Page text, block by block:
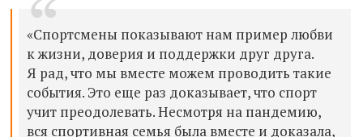
«Спортсмены показывают нам пример любви
к жизни, доверия и поддержки друг друга.
Я рад, что мы вместе можем проводить такие
события. Это еще раз доказывает, что спорт
учит преодолевать. Несмотря на пандемию,
вся спортивная семья была вместе и доказала,